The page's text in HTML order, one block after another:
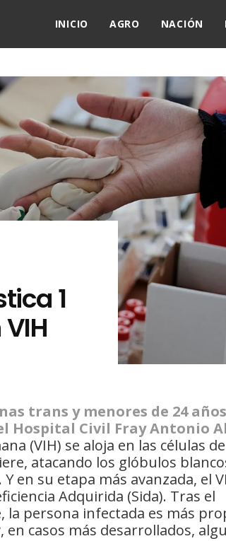
INICIO AGRO NACIÓN
1
trans y menores de 24
Hospital Civil Fray Antonio
(VIH) se aloja en las células de
atacando los glóbulos
en su etapa más avanzada, el
Adquirida (Sida). Tras el
persona infectada es más
casos más desarrollados,